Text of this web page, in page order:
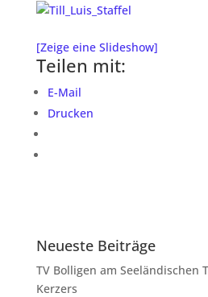
[Zeige eine Slideshow]
Teilen mit:
E-Mail
Drucken
Neueste Beiträge
TV Bolligen am Seeländischen
Kerzers